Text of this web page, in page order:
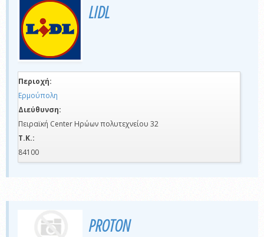
LIDL
Περιοχή:
Ερμούπολη
Διεύθυνση:
Πειραϊκή Center Ηρώων πολυτεχνείου 32
Τ.Κ.:
84100
PROTON